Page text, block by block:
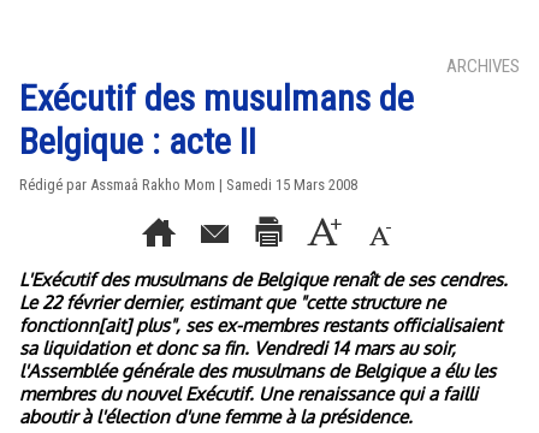
ARCHIVES
Exécutif des musulmans de
Belgique : acte II
Rédigé par Assmaâ Rakho Mom | Samedi 15 Mars 2008
L'Exécutif des musulmans de Belgique renaît de ses cendres.
Le 22 février dernier, estimant que "cette structure ne
fonctionn[ait] plus", ses ex-membres restants officialisaient
sa liquidation et donc sa fin. Vendredi 14 mars au soir,
l'Assemblée générale des musulmans de Belgique a élu les
membres du nouvel Exécutif. Une renaissance qui a failli
aboutir à l'élection d'une femme à la présidence.